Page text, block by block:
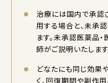
治療には国内で承認
用する場合と、未承
ます。未承認医薬品
師がご説明いたします
どなたにも同じ効果
く、回復期間や副作